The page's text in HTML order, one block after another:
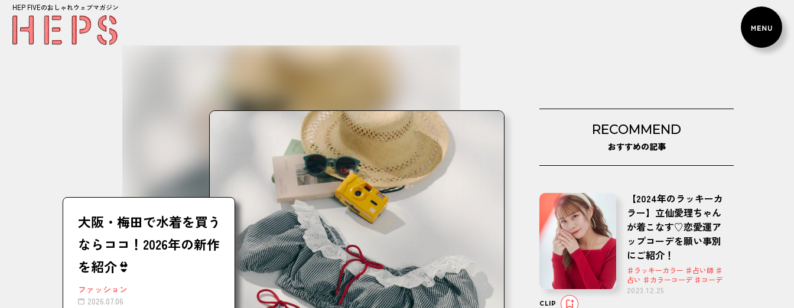
HEP FIVEのおしゃれウェブマガジン
大阪・梅田で水着を買う
ならココ！2026年の新作
を紹介👙
ファッション
2026.07.06
RECOMMEND
おすすめの記事
【2024年のラッキーカ
ラー】立仙愛理ちゃん
が着こなす♡恋愛運ア
ップコーデを願い事別
にご紹介！
♯ラッキーカラー ♯占い師 ♯
占い ♯カラーコーデ ♯コーデ
2023.12.25
CLIP